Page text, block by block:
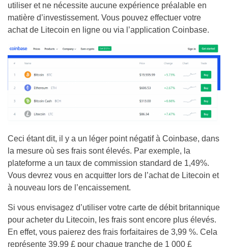
utiliser et ne nécessite aucune expérience préalable en
matière d’investissement. Vous pouvez effectuer votre
achat de Litecoin en ligne ou via l’application Coinbase.
Ceci étant dit, il y a un léger point négatif à Coinbase, dans
la mesure où ses frais sont élevés. Par exemple, la
plateforme a un taux de commission standard de 1,49%.
Vous devrez vous en acquitter lors de l’achat de Litecoin et
à nouveau lors de l’encaissement.
Si vous envisagez d’utiliser votre carte de débit britannique
pour acheter du Litecoin, les frais sont encore plus élevés.
En effet, vous paierez des frais forfaitaires de 3,99 %. Cela
représente 39,99 £ pour chaque tranche de 1 000 £